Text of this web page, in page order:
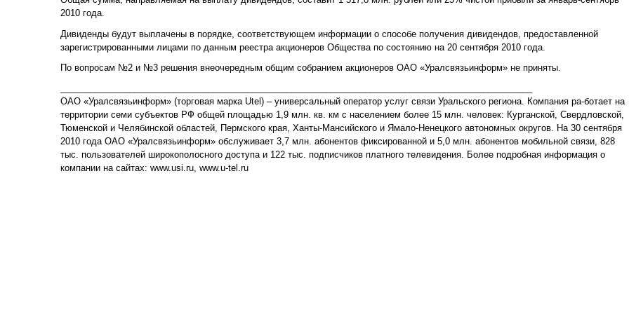
2010 года.
Дивиденды будут выплачены в порядке, соответствующем информации о способе получения дивидендов, предоставленной
зарегистрированными лицами по данным реестра акционеров Общества по состоянию на 20 сентября 2010 года.
По вопросам №2 и №3 решения внеочередным общим собранием акционеров ОАО «Уралсвязьинформ» не приняты.
ОАО «Уралсвязьинформ» (торговая марка Utel) – универсальный оператор услуг связи Уральского региона. Компания ра-ботает на
территории семи субъектов РФ общей площадью 1,9 млн. кв. км с населением более 15 млн. человек: Курганской, Свердловской,
Тюменской и Челябинской областей, Пермского края, Ханты-Мансийского и Ямало-Ненецкого автономных округов. На 30 сентября
2010 года ОАО «Уралсвязьинформ» обслуживает 3,7 млн. абонентов фиксированной и 5,0 млн. абонентов мобильной связи, 828
тыс. пользователей широкополосного доступа и 122 тыс. подписчиков платного телевидения. Более подробная информация о
компании на сайтах: www.usi.ru, www.u-tel.ru